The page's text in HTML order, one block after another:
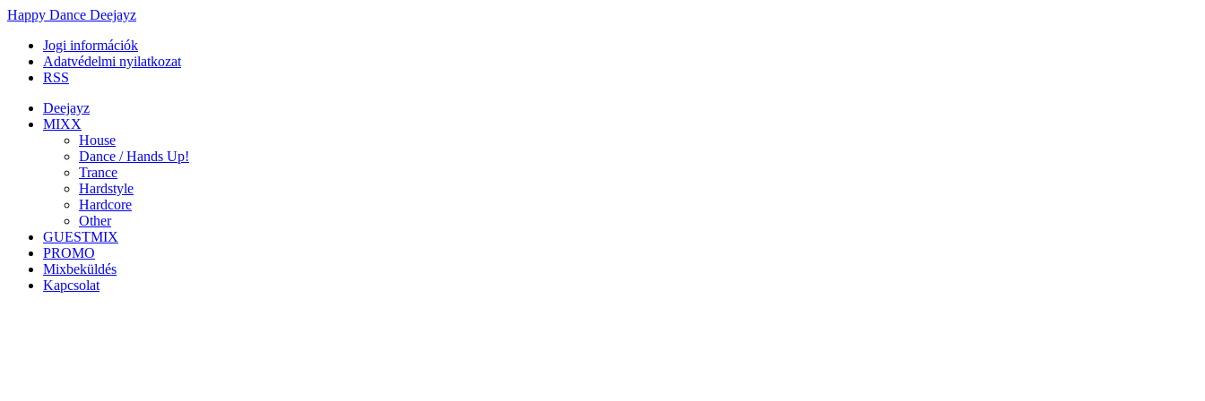
Happy Dance Deejayz
Jogi információk
Adatvédelmi nyilatkozat
RSS
Deejayz
MIXX
House
Dance / Hands Up!
Trance
Hardstyle
Hardcore
Other
GUESTMIX
PROMO
Mixbeküldés
Kapcsolat